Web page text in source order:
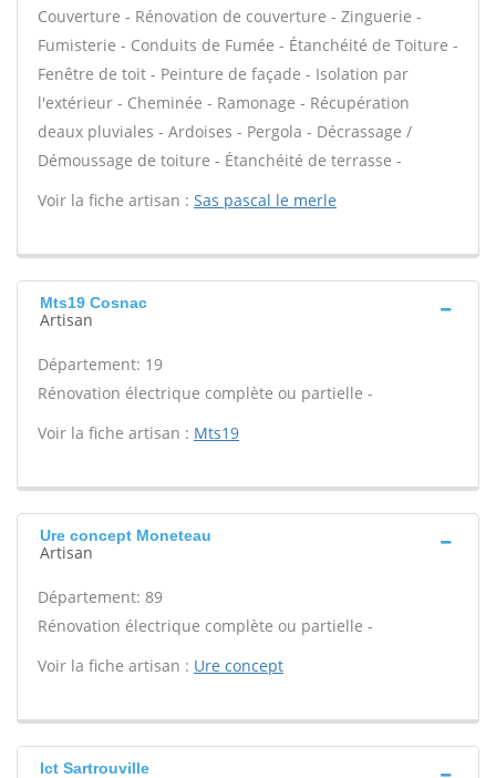
Couverture - Rénovation de couverture - Zinguerie -
Fumisterie - Conduits de Fumée - Étanchéité de Toiture -
Fenêtre de toit - Peinture de façade - Isolation par
l'extérieur - Cheminée - Ramonage - Récupération
deaux pluviales - Ardoises - Pergola - Décrassage /
Démoussage de toiture - Étanchéité de terrasse -
Voir la fiche artisan : Sas pascal le merle
Mts19 Cosnac
Artisan
Département: 19
Rénovation électrique complète ou partielle -
Voir la fiche artisan : Mts19
Ure concept Moneteau
Artisan
Département: 89
Rénovation électrique complète ou partielle -
Voir la fiche artisan : Ure concept
Ict Sartrouville